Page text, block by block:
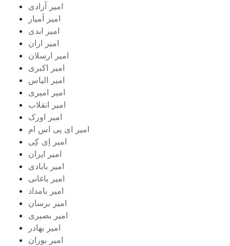
امیر آزادی
امیر آمیار
امیر ابدی
امیر اران
امیر ارسلان
امیر اکبری
امیر الیاس
امیر امیری
امیر انقلاب
امیر اورک
امیر ای پی اس ام
امیر اِی کِی
امیر ایران
امیر بابادی
امیر باغانی
امیر بامداد
امیر برسان
امیر بصیری
امیر بهادر
امیر بوران